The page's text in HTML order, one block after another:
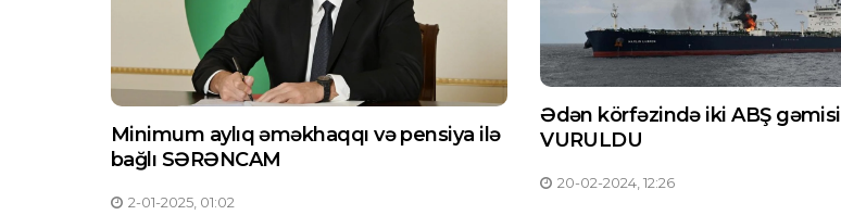
Minimum aylıq əməkhaqqı və pensiya ilə
bağlı SƏRƏNCAM
2-01-2025, 01:02
Ədən körfəzində iki ABŞ gəmisi
VURULDU
20-02-2024, 12:26